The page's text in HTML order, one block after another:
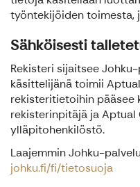
työntekijöiden toimesta,
Sähköisesti
Rekisteri sijaitsee
käsittelijänä toimii
rekisteritietoihin pääsee
rekisterinpitäjä ja Aptual
ylläpitohenkilöstö.
Laajemmin Johku-
johku.fi/fi/tietosuoja